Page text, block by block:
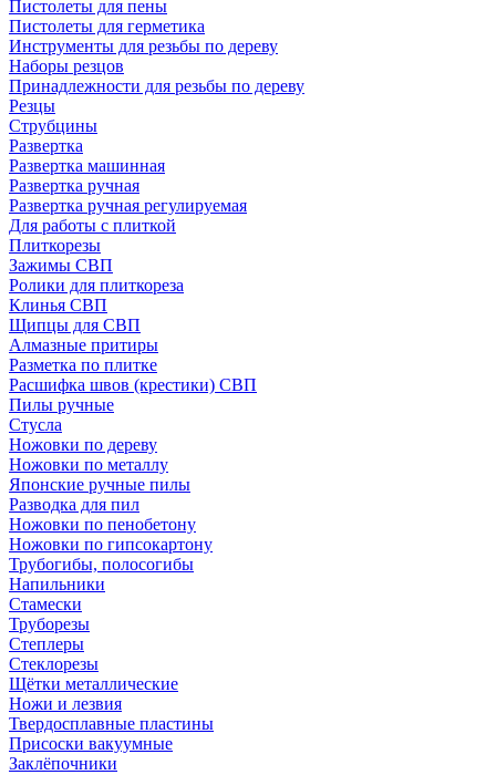
Пистолеты для пены
Пистолеты для герметика
Инструменты для резьбы по дереву
Наборы резцов
Принадлежности для резьбы по дереву
Резцы
Струбцины
Развертка
Развертка машинная
Развертка ручная
Развертка ручная регулируемая
Для работы с плиткой
Плиткорезы
Зажимы СВП
Ролики для плиткореза
Клинья СВП
Щипцы для СВП
Алмазные притиры
Разметка по плитке
Расшифка швов (крестики) СВП
Пилы ручные
Стусла
Ножовки по дереву
Ножовки по металлу
Японские ручные пилы
Разводка для пил
Ножовки по пенобетону
Ножовки по гипсокартону
Трубогибы, полосогибы
Напильники
Стамески
Труборезы
Степлеры
Стеклорезы
Щётки металлические
Ножи и лезвия
Твердосплавные пластины
Присоски вакуумные
Заклёпочники